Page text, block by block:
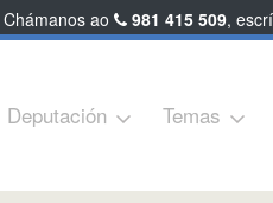
Deputación Temas
Chámanos ao 981 415 509,